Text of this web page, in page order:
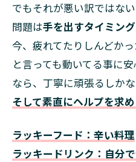
でもそれが悪い訳ではない
問題は手を出すタイミン
今、疲れてたりしんどかっ
と言っても動いてる事に
なら、丁寧に頑張るしかな
そして素直にヘルプを求
ラッキーフード：辛い料理
ラッキードリンク：自分